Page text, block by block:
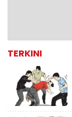
TERKINI